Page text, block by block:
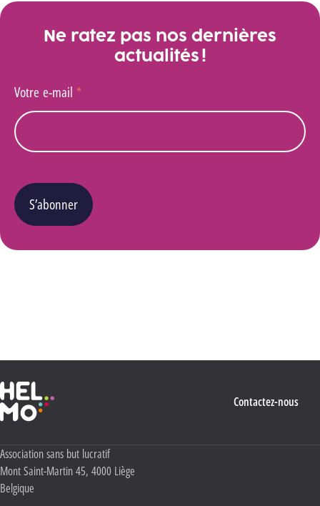
Ne ratez pas nos dernières
actualités !
Votre e-mail *
S’abonner
Haute École Libre Mosane
Contactez-nous
Adresse :
Association sans but lucratif
Mont Saint-Martin 45, 4000 Liège
Belgique